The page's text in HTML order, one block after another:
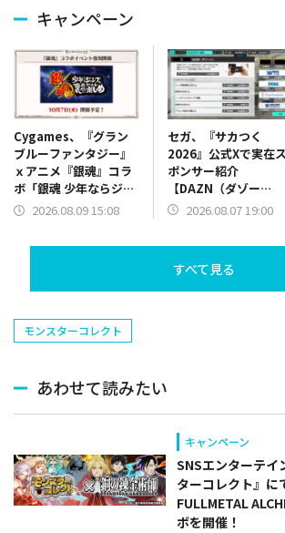
キャンペーン
Cygames、『グラン
ブルーファンタジー』
ｘアニメ『銀魂』コラ
ボ「銀魂 少年ならジャ
ンプの裏表紙までちゃ
2026.08.09 15:08
セガ、『サカつく
2026』公式Xで実在ス
ポンサー紹介
【DAZN（ダゾー
ン）】篇をポスト
2026.08.07 19:00
すべて見る
モンスターコレクト
あわせて読みたい
キャンペーン
SNSエンターテイ
ターコレクト』に
FULLMETAL
ボを開催！